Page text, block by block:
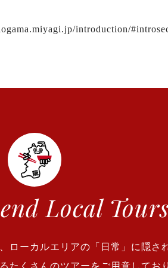
introduction/
Local Tours
ローカルエリアの「日常」に隠さ
たくさんのツアーをご用意してお